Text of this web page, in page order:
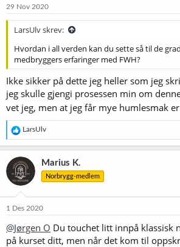
e
29 Nov 2020
LarsUlv skrev:
Hvordan i all verden kan du sette så til de
medbryggers erfaringer med FWH?
Ikke sikker på dette jeg heller som jeg
jeg skulle gjengi prosessen min om
vet jeg, men at jeg får mye humlesmak
R
e
a
k
s
j
o
e
:
LarsUlv
Marius K.
Norbrygg-medlem
1 Des 2020
@Jørgen O Du touchet litt innpå klassisk
på kurset ditt, men når det kom til